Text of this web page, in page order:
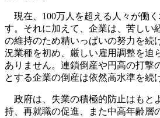
現在、100万人を超える人々が働く
す。それに加えて、企業は、苦しい
の維持のため精いっぱいの努力を続
況業種を初め、厳しい雇用調整を迫
ありません。連鎖倒産や円高の打撃
とする企業の倒産は依然高水準を続
政府は、失業の積極的防止はもと
持、再就職の促進、また中高年齢層